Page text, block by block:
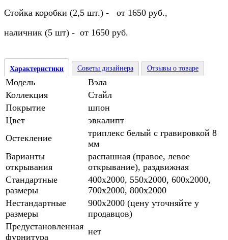
Стойка коробки (2,5 шт.) - от 1650 руб.,
наличник (5 шт) - от 1650 руб.
Характеристики Советы дизайнера Отзывы о товаре
Модель
Вэла
Коллекция
Стайл
Покрытие
шпон
Цвет
эвкалипт
Остекление
триплекс белый с гравировкой 8
мм
Варианты
открывания
распашная (правое, левое
открывание), раздвижная
Стандартные
размеры
400х2000, 550х2000, 600х2000,
700х2000, 800х2000
Нестандартные
размеры
900х2000 (цену уточняйте у
продавцов)
Предустановленная
фурнитура
нет